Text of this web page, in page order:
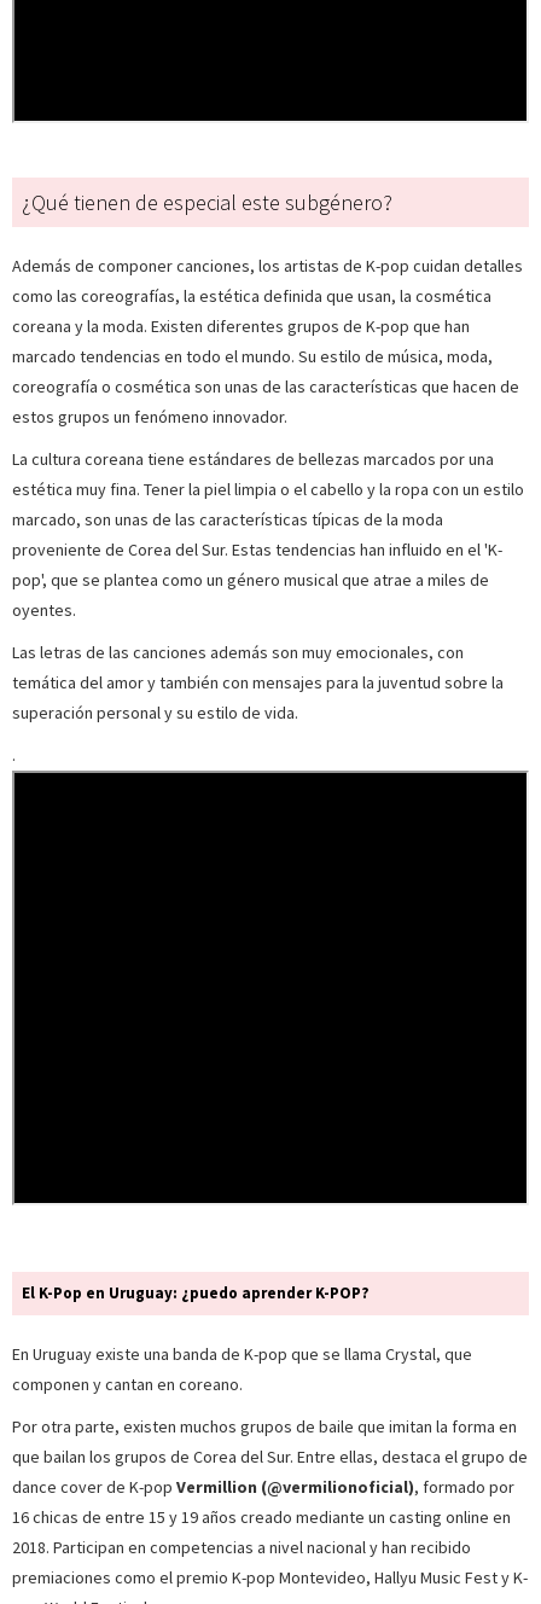
¿Qué tienen de especial este subgénero?
Además de componer canciones, los artistas de K-pop cuidan detalles
como las coreografías, la estética definida que usan, la cosmética
coreana y la moda. Existen diferentes grupos de K-pop que han
marcado tendencias en todo el mundo. Su estilo de música, moda,
coreografía o cosmética son unas de las características que hacen de
estos grupos un fenómeno innovador.
La cultura coreana tiene estándares de bellezas marcados por una
estética muy fina. Tener la piel limpia o el cabello y la ropa con un estilo
marcado, son unas de las características típicas de la moda
proveniente de Corea del Sur. Estas tendencias han influido en el 'K-
pop', que se plantea como un género musical que atrae a miles de
oyentes.
Las letras de las canciones además son muy emocionales, con
temática del amor y también con mensajes para la juventud sobre la
superación personal y su estilo de vida.
.
El K-Pop en Uruguay: ¿puedo aprender K-POP?
En Uruguay existe una banda de K-pop que se llama Crystal, que
componen y cantan en coreano.
Por otra parte, existen muchos grupos de baile que imitan la forma en
que bailan los grupos de Corea del Sur. Entre ellas, destaca el grupo de
dance cover de K-pop Vermillion (@vermilionoficial), formado por
16 chicas de entre 15 y 19 años creado mediante un casting online en
2018. Participan en competencias a nivel nacional y han recibido
premiaciones como el premio K-pop Montevideo, Hallyu Music Fest y K-